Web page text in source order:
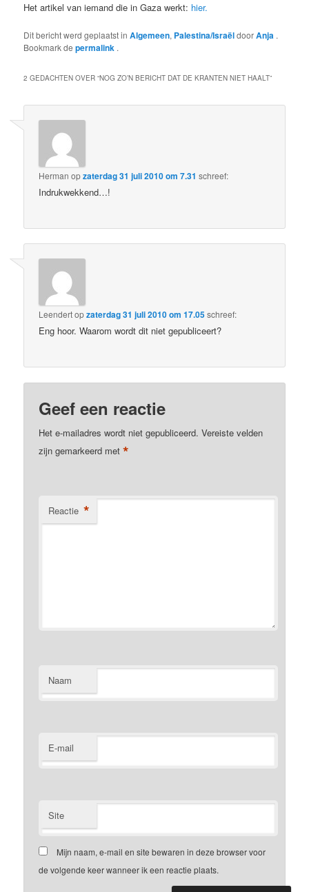
Het artikel van iemand die in Gaza werkt: hier.
Dit bericht werd geplaatst inAlgemeen, Palestina/IsraëldoorAnja .
Bookmark depermalink .
2 GEDACHTEN OVER “NOG ZO’N BERICHT DAT DE KRANTEN NIET HAALT”
Herman opzaterdag 31 juli 2010 om 7.31 schreef:
Indrukwekkend…!
Leendertopzaterdag 31 juli 2010 om 17.05schreef:
Eng hoor. Waarom wordt dit niet gepubliceert?
Geef een reactie
Het e-mailadres wordt niet gepubliceerd. Vereiste velden
zijn gemarkeerd met*
Reactie *
Naam
E-mail
Site
Mijn naam, e-mail en site bewaren in deze browser voor
de volgende keer wanneer ik een reactie plaats.